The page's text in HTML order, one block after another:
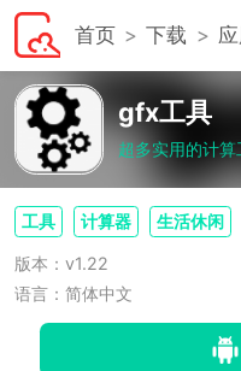
首页 下载
gfx工具
超多实用的计算
工具 计算器 生活休闲
版本：v1.22
语言：简体中文